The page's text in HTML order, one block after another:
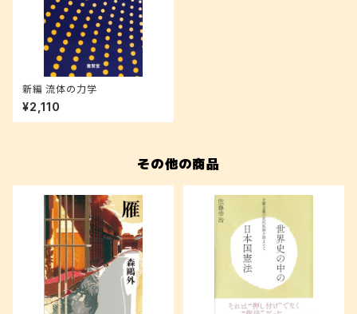
新編 流体の力学
¥2,110
その他の商品